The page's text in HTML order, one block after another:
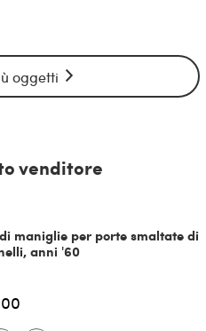
oggetti
venditore
maniglie per porte smaltate di
anni '60